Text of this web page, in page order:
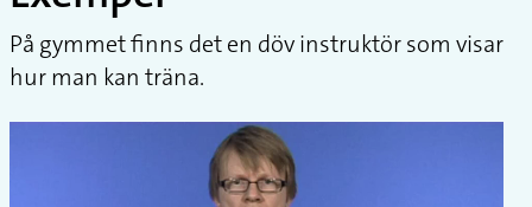
På gymmet finns det en döv instruktör som visar
hur man kan träna.